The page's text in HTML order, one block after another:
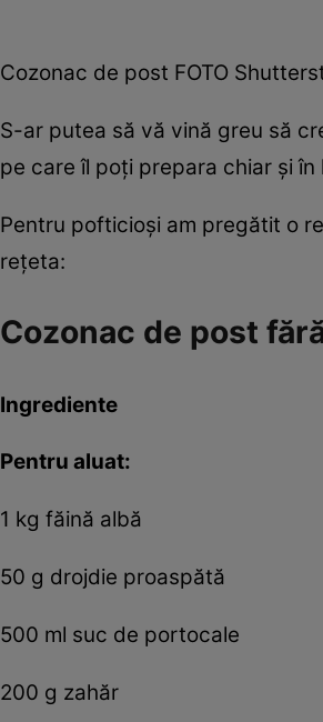
Cozonac de post FOTO
S-ar putea să vă vină greu să
pe care îl poţi prepara chiar şi
Pentru pofticioşi am pregătit o
reţeta:
Cozonac de post
Ingrediente
Pentru aluat:
1 kg făină albă
50 g drojdie proaspătă
500 ml suc de portocale
200 g zahăr